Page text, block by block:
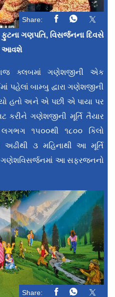
Share:
ગણપતિ, વિસર્જનના દિવસે
આવશે
ક્લબમાં ગણેશજીની એક
પહેલાં બામ્બુ દ્વારા ગણેશજીની
હતો અને એ પછી એ પાયા પર‌
કરીને ગણેશજીની મૂર્તિ તૈયાર
૧૫૦૦થી ૧૮૦૦ કિલો
૩ મહિનાથી આ મૂર્તિ
ગણેશવિસર્જનમાં આ સફરજનનો
Share: